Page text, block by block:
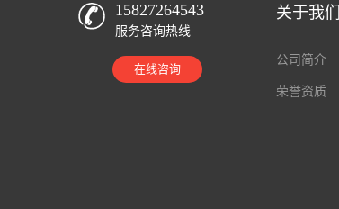
15827264543
服务咨询热线
在线咨询
关于我们
公司简介
荣誉资质